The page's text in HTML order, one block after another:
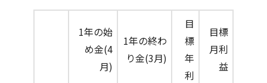
1年の始
め金(4
月)
1年の終わ
り金(3月)
目
標
年
利
目標
月利
益